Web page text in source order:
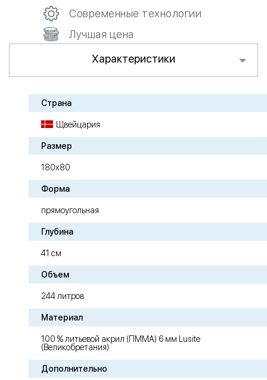
Современные технологии
Лучшая цена
Характеристики
Страна
Щвейцария
Размер
180х80
Форма
прямоугольная
Глубина
41 см
Объем
244 литров
Материал
100 % литьевой акрил (ПММА) 6 мм Lusite
(Великобретания)
Дополнительно